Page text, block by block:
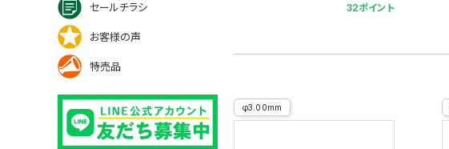
セールチラシ
お客様の声
特売品
32ポイント
φ3.00mm